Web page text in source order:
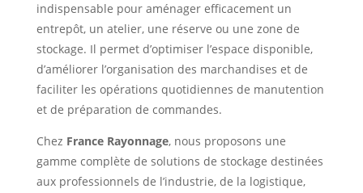
indispensable pour aménager efficacement un
entrepôt, un atelier, une réserve ou une zone de
stockage. Il permet d’optimiser l’espace disponible,
d’améliorer l’organisation des marchandises et de
faciliter les opérations quotidiennes de manutention
et de préparation de commandes.
Chez France Rayonnage, nous proposons une
gamme complète de solutions de stockage destinées
aux professionnels de l’industrie, de la logistique,